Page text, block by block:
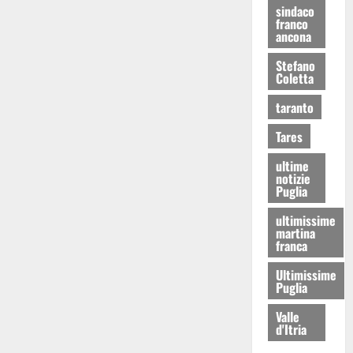
sindaco
franco
ancona
Stefano
Coletta
taranto
Tares
ultime
notizie
Puglia
ultimissime
martina
franca
Ultimissime
Puglia
Valle
d'Itria